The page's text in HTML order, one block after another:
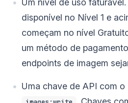
disponível no Nível 1 e
começam no nível
um método de
endpoints de imagem
Uma chave de API com o